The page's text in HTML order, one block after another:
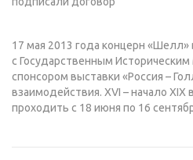
17 мая 2013 года концерн
с Государственным
спонсором выставки «Россия –
взаимодействия. XVI – начало XIX
проходить с 18 июня по 16